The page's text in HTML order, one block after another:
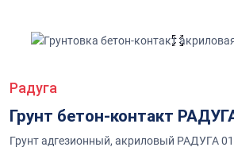
Радуга
Грунт бетон-контакт
Грунт адгезионный, акриловый РАДУГА